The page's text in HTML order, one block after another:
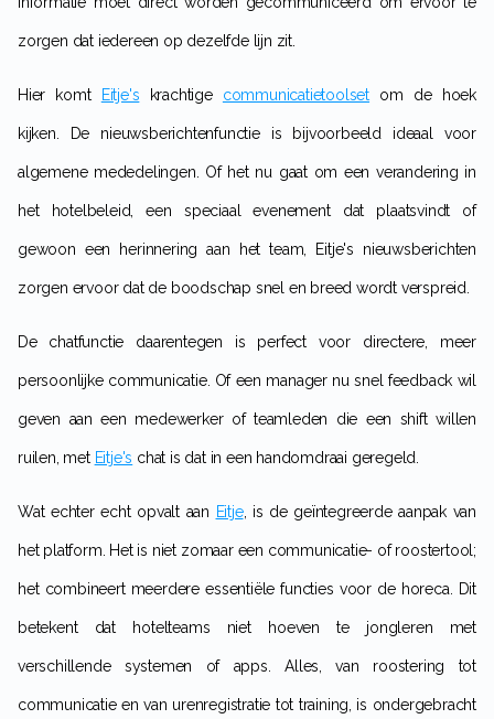
zorgen dat iedereen op dezelfde lijn zit.
Hier komt Eitje's krachtige communicatietoolset om de hoek
kijken. De nieuwsberichtenfunctie is bijvoorbeeld ideaal voor
algemene mededelingen. Of het nu gaat om een verandering in
het hotelbeleid, een speciaal evenement dat plaatsvindt of
gewoon een herinnering aan het team, Eitje's nieuwsberichten
zorgen ervoor dat de boodschap snel en breed wordt verspreid.
De chatfunctie daarentegen is perfect voor directere, meer
persoonlijke communicatie. Of een manager nu snel feedback wil
geven aan een medewerker of teamleden die een shift willen
ruilen, met Eitje's chat is dat in een handomdraai geregeld.
Wat echter echt opvalt aan Eitje, is de geïntegreerde aanpak van
het platform. Het is niet zomaar een communicatie- of roostertool;
het combineert meerdere essentiële functies voor de horeca. Dit
betekent dat hotelteams niet hoeven te jongleren met
verschillende systemen of apps. Alles, van roostering tot
communicatie en van urenregistratie tot training, is ondergebracht